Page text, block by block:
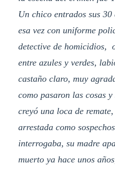
Un chico entrados sus
esa vez con uniforme
detective de homicidios,
entre azules y verdes,
castaño claro, muy
como pasaron las cosas
creyó una loca de
arrestada como
interrogaba, su madre
muerto ya hace unos